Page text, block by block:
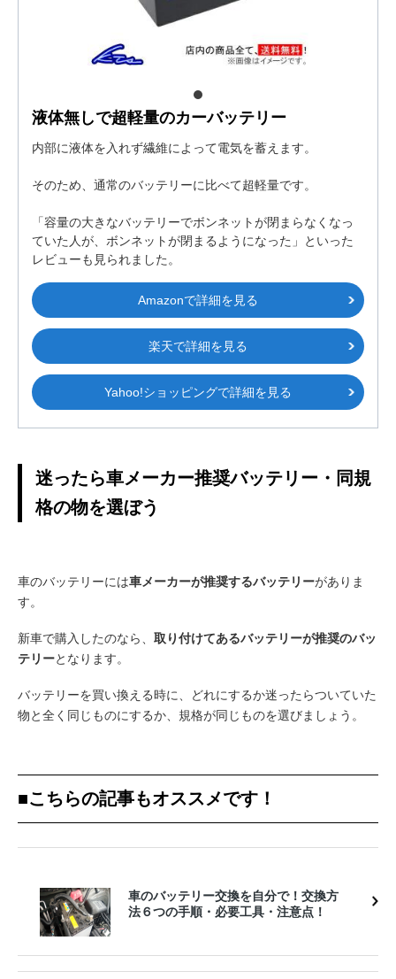
液体無しで超軽量のカーバッテリー
内部に液体を入れず繊維によって電気を蓄えます。
そのため、通常のバッテリーに比べて超軽量です。
「容量の大きなバッテリーでボンネットが閉まらなくなっ
ていた人が、ボンネットが閉まるようになった」といった
レビューも見られました。
Amazonで詳細を見る
楽天で詳細を見る
Yahoo!ショッピングで詳細を見る
迷ったら車メーカー推奨バッテリー・同規
格の物を選ぼう
車のバッテリーには車メーカーが推奨するバッテリーがありま
す。
新車で購入したのなら、 取り付けてあるバッテリーが推奨のバッ
テリーとなります。
バッテリーを買い換える時に、どれにするか迷ったらついていた
物と全く同じものにするか、規格が同じものを選びましょう。
■こちらの記事もオススメです！